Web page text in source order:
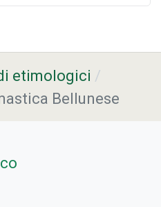
etimologici
Bellunese